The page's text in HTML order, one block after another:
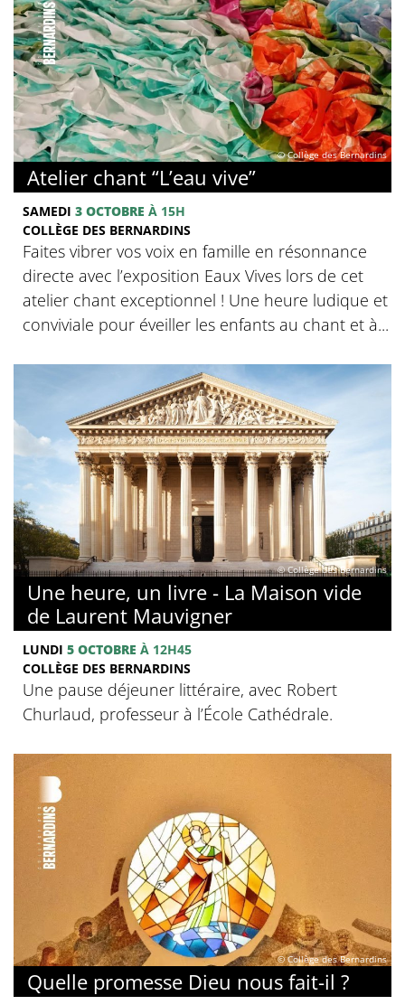
© Collège des Bernardins
Atelier chant “L’eau vive”
SAMEDI 3 OCTOBRE À 15H
COLLÈGE DES BERNARDINS
Faites vibrer vos voix en famille en résonnance
directe avec l’exposition Eaux Vives lors de cet
atelier chant exceptionnel ! Une heure ludique et
conviviale pour éveiller les enfants au chant et à...
© Collège des Bernardins
Une heure, un livre - La Maison vide
de Laurent Mauvigner
LUNDI 5 OCTOBRE À 12H45
COLLÈGE DES BERNARDINS
Une pause déjeuner littéraire, avec Robert
Churlaud, professeur à l’École Cathédrale.
© Collège des Bernardins
Quelle promesse Dieu nous fait-il ?